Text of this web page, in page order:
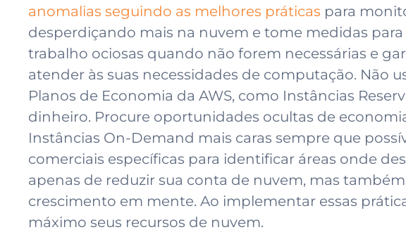
anomalias seguindo as melhores práticas para
desperdiçando mais na nuvem e tome medidas
trabalho ociosas quando não forem necessárias e
atender às suas necessidades de computação. Não
Planos de Economia da AWS, como Instâncias
dinheiro. Procure oportunidades ocultas de
Instâncias On-Demand mais caras sempre que
comerciais específicas para identificar áreas onde
apenas de reduzir sua conta de nuvem, mas
crescimento em mente. Ao implementar essas
máximo seus recursos de nuvem.